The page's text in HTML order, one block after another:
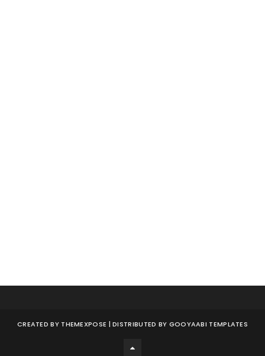
CREATED BY THEMEXPOSE | DISTRIBUTED BY GOOYAABI TEMPLATES